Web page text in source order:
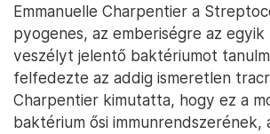
Emmanuelle Charpentier a
pyogenes, az emberiségre az
veszélyt jelentő baktériumot
felfedezte az addig ismeretlen
Charpentier kimutatta, hogy ez a
baktérium ősi immunrendszerének,